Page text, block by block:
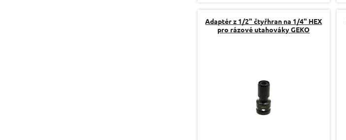
Adaptér z 1/2" čtyřhran na 1/4" HEX
pro rázové utahováky GEKO